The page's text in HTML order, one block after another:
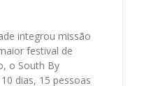
integrou missão
festival de
o South By
dias, 15 pessoas